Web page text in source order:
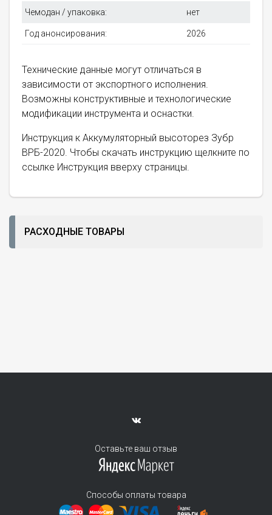
Чемодан / упаковка: нет
Год анонсирования: 2026
Технические данные могут отличаться в
зависимости от экспортного исполнения.
Возможны конструктивные и технологические
модификации инструмента и оснастки.
Инструкция к Аккумуляторный высоторез Зубр
ВРБ-2020. Чтобы скачать инструкцию щелкните по
ссылке Инструкция вверху страницы.
РАСХОДНЫЕ ТОВАРЫ
Оставьте ваш отзыв
Способы оплаты товара